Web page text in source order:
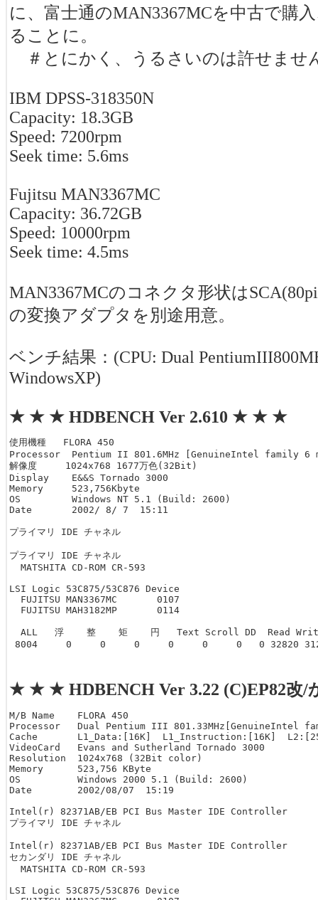
に、富士通のMAN3367MCを中古で購
ることに。
＃とにかく、うるさいのは許せま
IBM DPSS-318350N
Capacity: 18.3GB
Speed: 7200rpm
Seek time: 5.6ms
Fujitsu MAN3367MC
Capacity: 36.72GB
Speed: 10000rpm
Seek time: 4.5ms
MAN3367MCのコネクタ形状は
の変換アダプタを別途用意。
ベンチ結果：(CPU: Dual
WindowsXP)
★ ★ ★ HDBENCH Ver 2.610 ★ ★ ★
使用機種   FLORA 450
Processor  Pentium II 801.6MHz [GenuineIntel family
解像度     1024x768 1677万色(32Bit)
Display    E&&S Tornado 3000
Memory     523,756Kbyte
OS         Windows NT 5.1 (Build: 2600)
Date       2002/ 8/ 7  15:11
プライマリ IDE チャネル
プライマリ IDE チャネル
  MATSHITA CD-ROM CR-593
LSI Logic 53C875/53C876 Device
  FUJITSU MAN3367MC       0107
  FUJITSU MAH3182MP       0114
ALL   浮    整    矩    円   Text Scroll DD  Read
8004     0     0     0     0     0     0   0 32820
★ ★ ★ HDBENCH Ver 3.22 (C)EP82
M/B Name    FLORA 450
Processor   Dual Pentium III
Cache       L1_Data:[16K]  L1_Instruction:[16K]
VideoCard   Evans and Sutherland Tornado 3000
Resolution  1024x768 (32Bit color)
Memory      523,756 KByte
OS          Windows 2000 5.1 (Build: 2600)
Date        2002/08/07  15:19
Intel(r) 82371AB/EB PCI Bus Master IDE Controller
プライマリ IDE チャネル
Intel(r) 82371AB/EB PCI Bus Master IDE Controller
セカンダリ IDE チャネル
  MATSHITA CD-ROM CR-593
LSI Logic 53C875/53C876 Device